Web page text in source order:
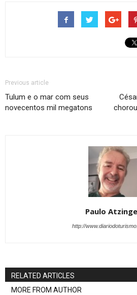
Previous article
Tulum e o mar com seus
novecentos mil megatons
Paulo
http://
RELATED ARTICLES
MORE FROM AUTHOR